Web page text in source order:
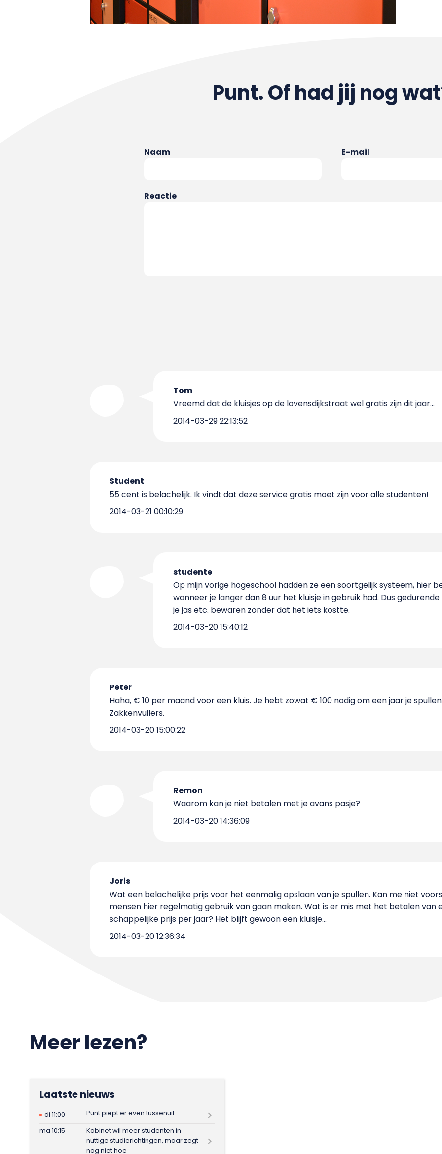
Punt. Of had jij nog
Naam E-mail
Reactie
Tom
Vreemd dat de kluisjes op de lovensdijkstraat wel gratis zijn dit jaar...
2014-03-29 22:13:52
Student
55 cent is belachelijk. Ik vindt dat deze service gratis moet zijn voor alle studenten!
2014-03-21 00:10:29
studente
Op mijn vorige hogeschool hadden ze een soortgelijk systeem, hier
wanneer je langer dan 8 uur het kluisje in gebruik had. Dus
je jas etc. bewaren zonder dat het iets kostte.
2014-03-20 15:40:12
Peter
Haha, € 10 per maand voor een kluis. Je hebt zowat € 100 nodig om een jaar je
Zakkenvullers.
2014-03-20 15:00:22
Remon
Waarom kan je niet betalen met je avans pasje?
2014-03-20 14:36:09
Joris
Wat een belachelijke prijs voor het eenmalig opslaan van je spullen. Kan me niet
mensen hier regelmatig gebruik van gaan maken. Wat is er mis met het betalen van
schappelijke prijs per jaar? Het blijft gewoon een kluisje...
2014-03-20 12:36:34
Meer lezen?
Laatste nieuws
di 11:00
Punt piept er even tussenuit
ma 10:15
Kabinet wil meer studenten in
nuttige studierichtingen, maar zegt
nog niet hoe